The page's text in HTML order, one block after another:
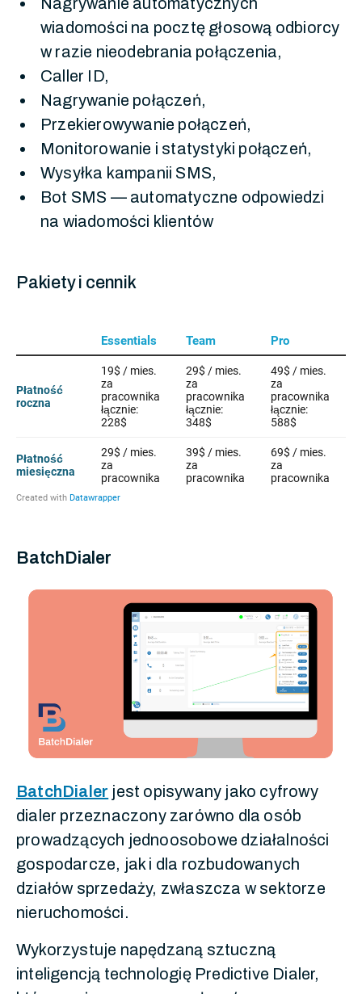
wiadomości na pocztę głosową odbiorcy
w razie nieodebrania połączenia,
Caller ID,
Nagrywanie połączeń,
Przekierowywanie połączeń,
Monitorowanie i statystyki połączeń,
Wysyłka kampanii SMS,
Bot SMS — automatyczne odpowiedzi
na wiadomości klientów
Pakiety i cennik
BatchDialer
BatchDialer jest opisywany jako cyfrowy
dialer przeznaczony zarówno dla osób
prowadzących jednoosobowe działalności
gospodarcze, jak i dla rozbudowanych
działów sprzedaży, zwłaszcza w sektorze
nieruchomości.
Wykorzystuje napędzaną sztuczną
inteligencją technologię Predictive Dialer,